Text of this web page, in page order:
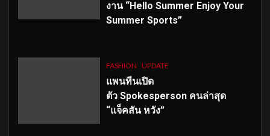
งาน “Hello Summer Enjoy Your
Summer Sports”
FASHION UPDATE
แพนทีนเปิด
ตัว Spokesperson คนล่าสุด
“แจ็คสัน หวัง”